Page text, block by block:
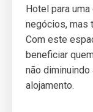
Hotel para
negócios, mas
Com este
beneficiar
não
alojamento.